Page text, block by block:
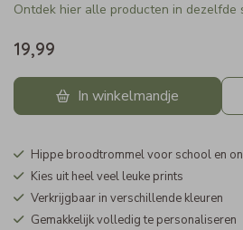
Ontdek hier alle producten in dezelfde
19,99
In winkelmandje
Hippe broodtrommel voor school en
Kies uit heel veel leuke prints
Verkrijgbaar in verschillende kleuren
Gemakkelijk volledig te personaliseren